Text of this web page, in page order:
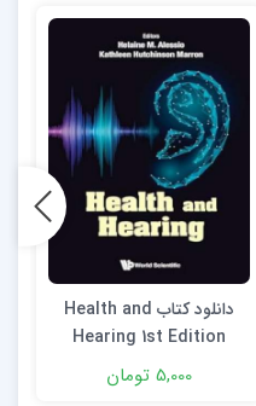
دانلود کتاب Health and
Hearing 1st Edition
5,000 تومان